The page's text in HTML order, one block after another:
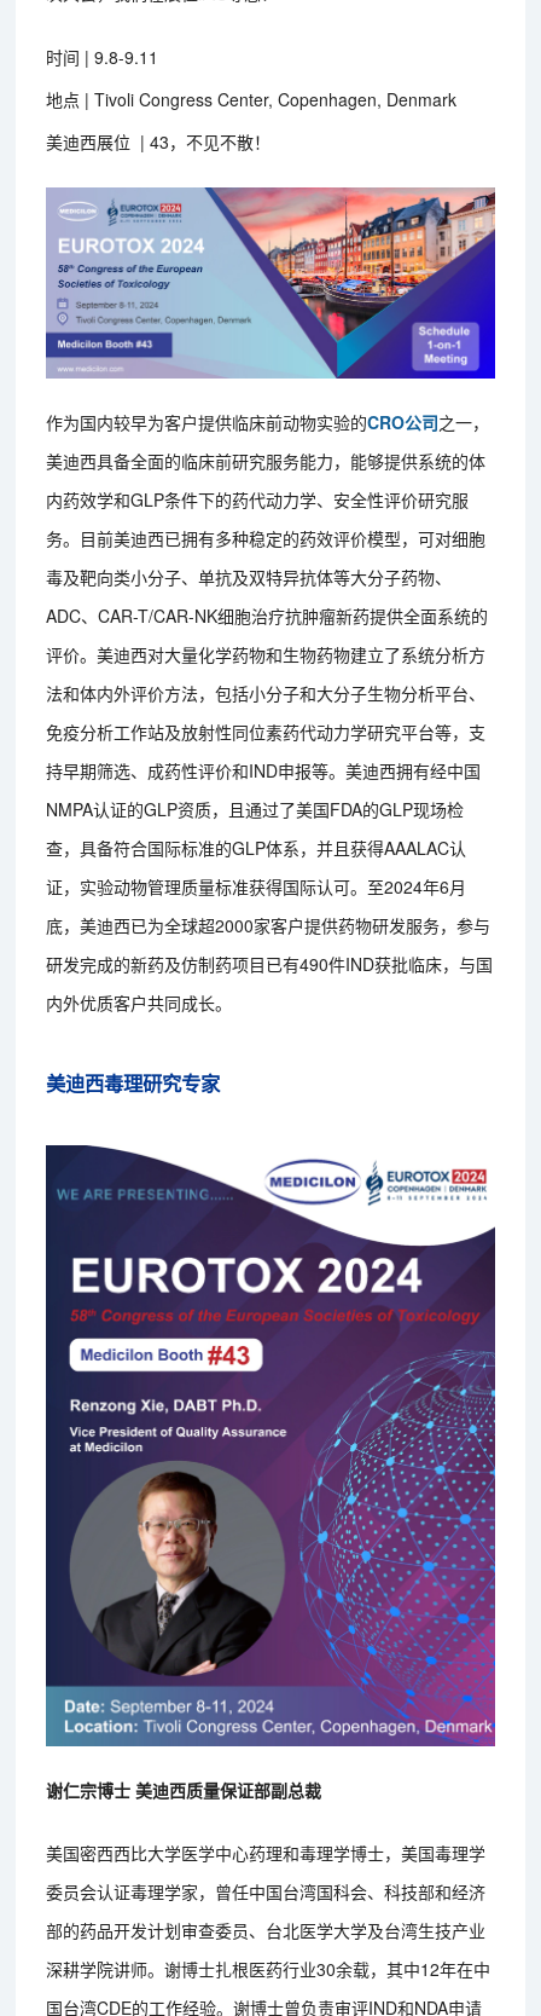
时间 | 9.8-9.11
地点 | Tivoli Congress Center, Copenhagen, Denmark
美迪西展位 | 43，不见不散！
作为国内较早为客户提供临床前动物实验的CRO公司之一，
美迪西具备全面的临床前研究服务能力，能够提供系统的体
内药效学和GLP条件下的药代动力学、安全性评价研究服
务。目前美迪西已拥有多种稳定的药效评价模型，可对细胞
毒及靶向类小分子、单抗及双特异抗体等大分子药物、
ADC、CAR-T/CAR-NK细胞治疗抗肿瘤新药提供全面系统的
评价。美迪西对大量化学药物和生物药物建立了系统分析方
法和体内外评价方法，包括小分子和大分子生物分析平台、
免疫分析工作站及放射性同位素药代动力学研究平台等，支
持早期筛选、成药性评价和IND申报等。美迪西拥有经中国
NMPA认证的GLP资质，且通过了美国FDA的GLP现场检
查，具备符合国际标准的GLP体系，并且获得AAALAC认
证，实验动物管理质量标准获得国际认可。至2024年6月
底，美迪西已为全球超2000家客户提供药物研发服务，参与
研发完成的新药及仿制药项目已有490件IND获批临床，与国
内外优质客户共同成长。
美迪西毒理研究专家
谢仁宗博士 美迪西质量保证部副总裁
美国密西西比大学医学中心药理和毒理学博士，美国毒理学
委员会认证毒理学家，曾任中国台湾国科会、科技部和经济
部的药品开发计划审查委员、台北医学大学及台湾生技产业
深耕学院讲师。谢博士扎根医药行业30余载，其中12年在中
国台湾CDE的工作经验。谢博士曾负责审评IND和NDA申请